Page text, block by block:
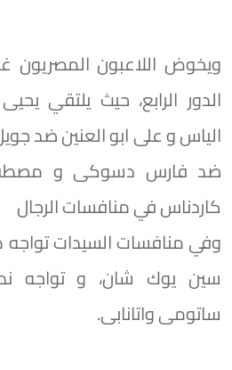
الدور الرابع، حيث يلتقي
الياس و على ابو العنين ضد
ضد فارس دسوكى و
كاردناس في منافسات الرجال
وفي منافسات السيدات تواجه
سين يوك شان، و تواجه
ساتومى واتانابى.